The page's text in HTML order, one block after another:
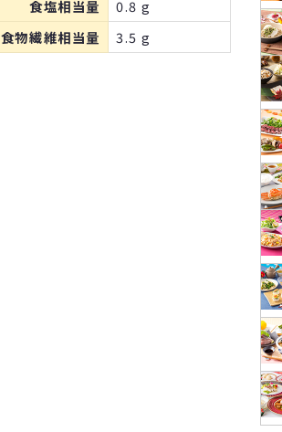
食塩相当量
0.8 g
食物繊維相当量
3.5 g